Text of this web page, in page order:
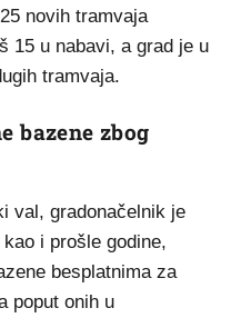
novih tramvaja
15 u nabavi, a grad je u
tramvaja.
bazene zbog
val, gradonačelnik je
i prošle godine,
besplatnima za
poput onih u